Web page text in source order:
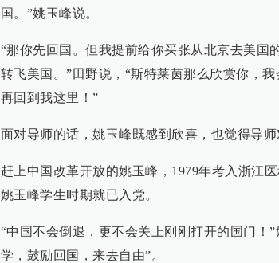
国。”姚玉峰说。
“那你先回国。但我提前给你买张从北京去美国
转飞美国。”田野说，“斯特莱茵那么欣赏你，
再回到我这里！”
面对导师的话，姚玉峰既感到欣喜，也觉得导师
赶上中国改革开放的姚玉峰，1979年考入浙江
姚玉峰学生时期就已入党。
“中国不会倒退，更不会关上刚刚打开的国门！
学，鼓励回国，来去自由”。